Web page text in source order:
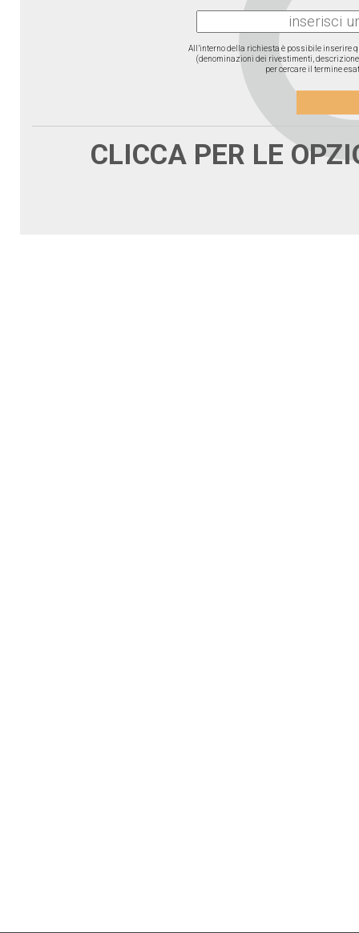
All’interno della richiesta è possibile inserire
(denominazioni dei rivestimenti, descrizione
per cercare il termine
CLICCA PER LE